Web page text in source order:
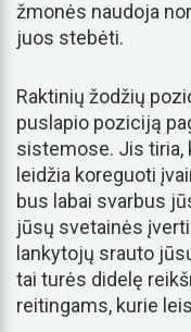
žmonės naudoja
juos stebėti.
Raktinių žodžių
puslapio poziciją
sistemose. Jis tiria,
leidžia koreguoti
bus labai svarbus
jūsų svetainės
lankytojų srauto
tai turės didelę
reitingams, kurie